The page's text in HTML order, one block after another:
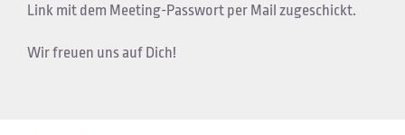
Link mit dem Meeting-Passwort per Mail zugeschickt.
Wir freuen uns auf Dich!